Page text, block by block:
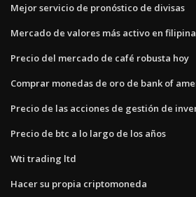
Mejor servicio de pronóstico de divisas
Mercado de valores más activo en
Precio del mercado de café robusta hoy
Comprar monedas de oro de bank of
Precio de las acciones de gestión de
Precio de btc a lo largo de los años
Wti trading ltd
Hacer su propia criptomoneda